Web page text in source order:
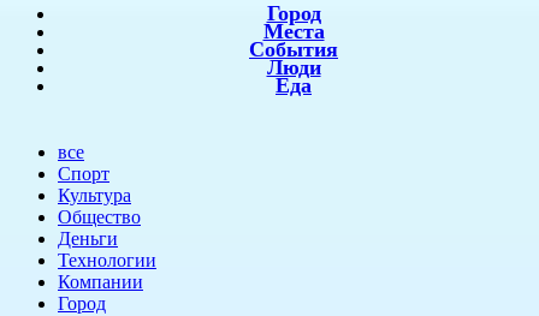
Город
Места
События
Люди
Еда
все
Спорт
Культура
Общество
Деньги
Технологии
Компании
Город